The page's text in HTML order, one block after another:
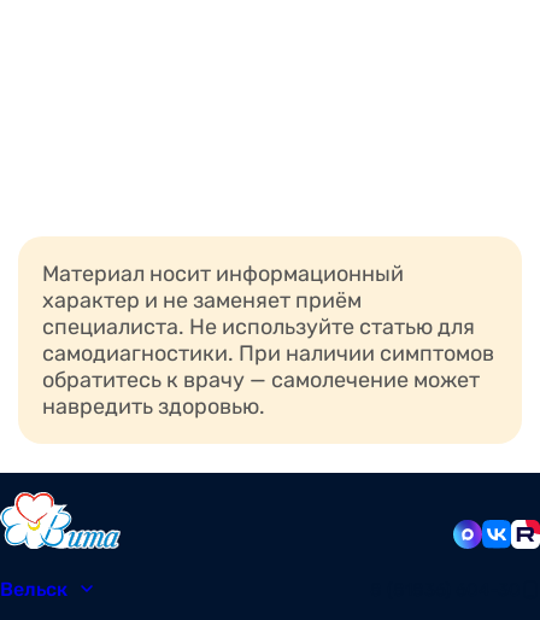
Материал носит информационный
характер и не заменяет приём
специалиста. Не используйте статью для
самодиагностики. При наличии симптомов
обратитесь к врачу — самолечение может
навредить здоровью.
Вельск